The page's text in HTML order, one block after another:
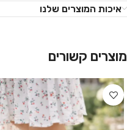
איכות המוצרים שלנו
מוצרים קשורים